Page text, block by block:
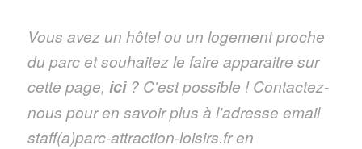
Vous avez un hôtel ou un logement proche
du parc et souhaitez le faire apparaitre sur
cette page, ici? C'est possible ! Contactez-
nous pour en savoir plus à l'adresse email
staff(a)parc-attraction-loisirs.fr en